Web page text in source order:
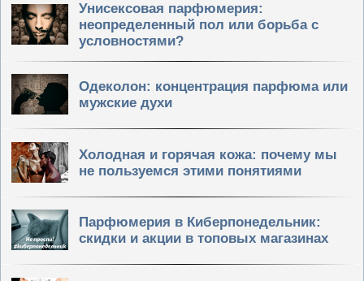
Унисексовая парфюмерия:
неопределенный пол или борьба с
условностями?
Одеколон: концентрация парфюма или
мужские духи
Холодная и горячая кожа: почему мы
не пользуемся этими понятиями
Парфюмерия в Киберпонедельник:
скидки и акции в топовых магазинах